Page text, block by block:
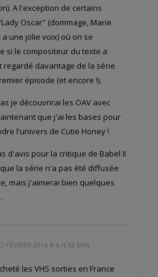
A l'exception de certains
Oscar'' (dommage, Marie
une jolie voix) où on se
si le compositeur du texte a
regardé davantage de la série
épisode (et encore !).
je découvrirai les OAV avec
que j'ai les bases pour
l'univers de Cutie Honey !
d'avis pour la critique de Babel II
que la série n'a pas été diffusée
mais j'aimerai bien quelques
2 FÉVRIER 2014 À 6 H 32 MIN
les VHS sorties en France